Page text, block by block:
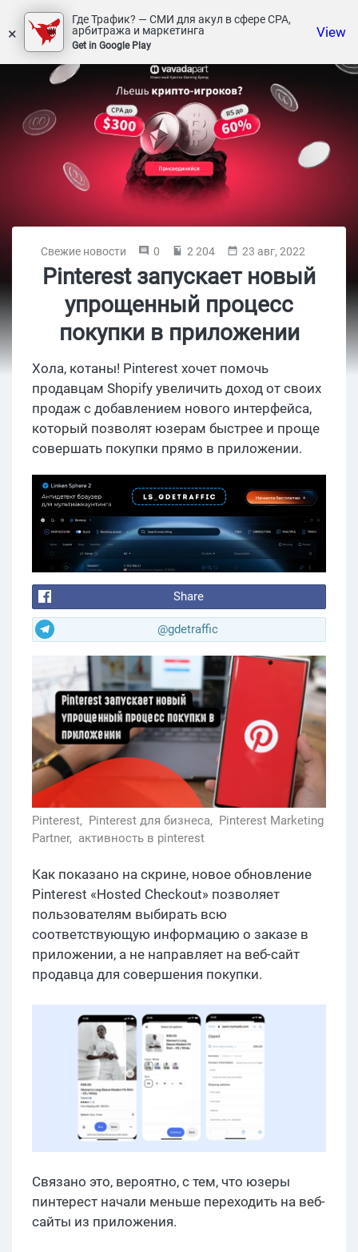
×
Где Трафик? — СМИ для акул в сфере СРА,
арбитража и маркетинга
Get in Google Play
View
Свежие новости 0 2 204 23 авг, 2022
Pinterest запускает новый
упрощенный процесс
покупки в приложении
Хола, котаны! Pinterest хочет помочь
продавцам Shopify увеличить доход от своих
продаж с добавлением нового интерфейса,
который позволят юзерам быстрее и проще
совершать покупки прямо в приложении.
Share
@gdetraffic
Pinterest, Pinterest для бизнеса, Pinterest Marketing
Partner, активность в pinterest
Как показано на скрине, новое обновление
Pinterest «Hosted Checkout» позволяет
пользователям выбирать всю
соответствующую информацию о заказе в
приложении, а не направляет на веб-сайт
продавца для совершения покупки.
Связано это, вероятно, с тем, что юзеры
пинтерест начали меньше переходить на веб-
сайты из приложения.